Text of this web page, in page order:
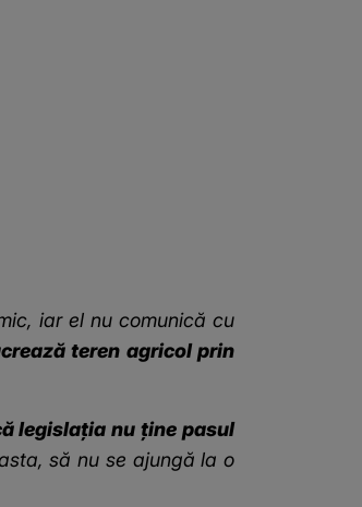
iar el nu comunică cu
teren agricol prin
legislația nu ține pasul
să nu se ajungă la o